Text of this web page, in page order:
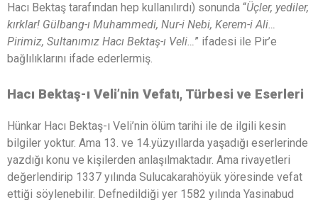
Hacı Bektaş tarafından hep kullanılırdı) sonunda “Üçler, yediler,
kırklar! Gülbang-ı Muhammedi, Nur-i Nebi, Kerem-i Ali…
Pirimiz, Sultanımız Hacı Bektaş-ı Veli…” ifadesi ile Pir’e
bağlılıklarını ifade ederlermiş.
Hacı Bektaş-ı Veli’nin Vefatı, Türbesi ve Eserleri
Hünkar Hacı Bektaş-ı Veli’nin ölüm tarihi ile de ilgili kesin
bilgiler yoktur. Ama 13. ve 14.yüzyıllarda yaşadığı eserlerinde
yazdığı konu ve kişilerden anlaşılmaktadır. Ama rivayetleri
değerlendirip 1337 yılında Sulucakarahöyük yöresinde vefat
ettiği söylenebilir. Defnedildiği yer 1582 yılında Yasinabud